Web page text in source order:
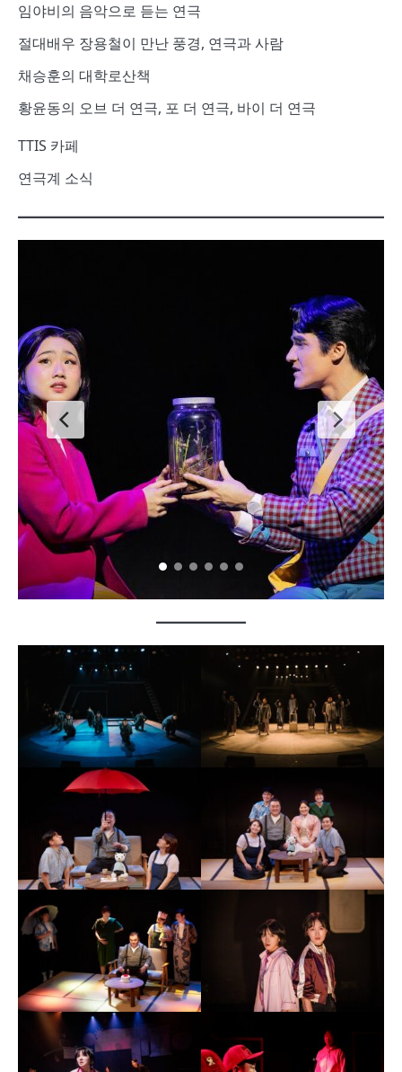
임야비의 음악으로 듣는 연극
절대배우 장용철이 만난 풍경, 연극과 사람
채승훈의 대학로산책
황윤동의 오브 더 연극, 포 더 연극, 바이 더 연극
TTIS 카페
연극계 소식